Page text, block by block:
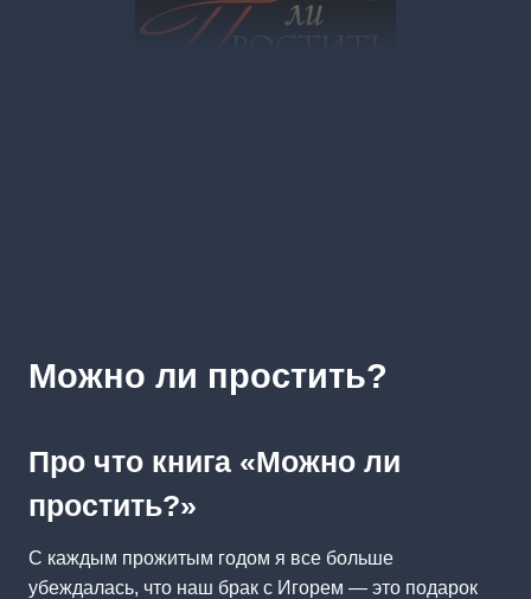
Можно ли простить?
Про что книга «Можно ли
простить?»
С каждым прожитым годом я все больше
убеждалась, что наш брак с Игорем — это подарок